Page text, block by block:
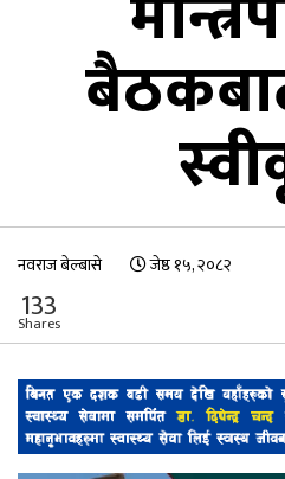
नवराज बेल्बासे जेष्ठ १५, २०८२
133
Shares